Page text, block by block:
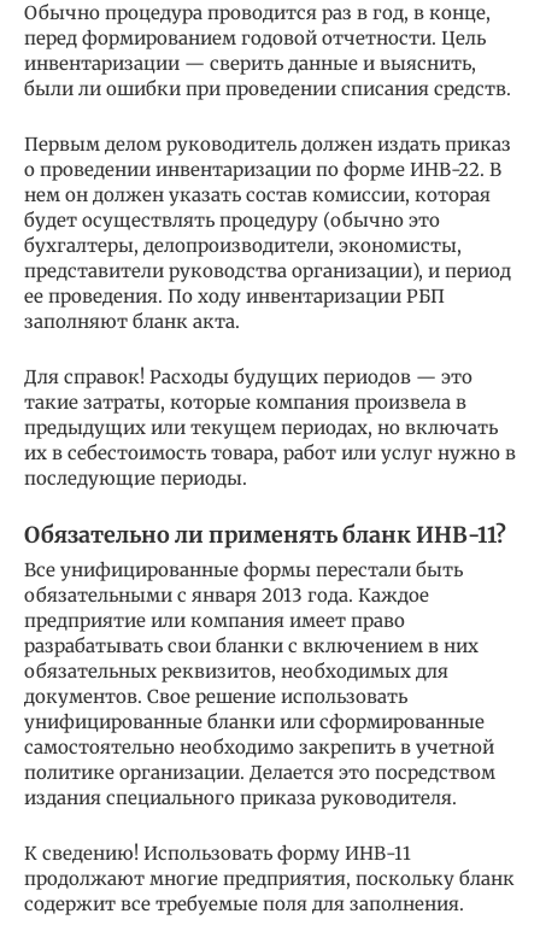
Обычно процедура проводится раз в год, в конце,
перед формированием годовой отчетности. Цель
инвентаризации — сверить данные и выяснить,
были ли ошибки при проведении списания средств.
Первым делом руководитель должен издать приказ
о проведении инвентаризации по форме ИНВ-22. В
нем он должен указать состав комиссии, которая
будет осуществлять процедуру (обычно это
бухгалтеры, делопроизводители, экономисты,
представители руководства организации), и период
ее проведения. По ходу инвентаризации РБП
заполняют бланк акта.
Для справок! Расходы будущих периодов — это
такие затраты, которые компания произвела в
предыдущих или текущем периодах, но включать
их в себестоимость товара, работ или услуг нужно в
последующие периоды.
Обязательно ли применять бланк ИНВ-11?
Все унифицированные формы перестали быть
обязательными с января 2013 года. Каждое
предприятие или компания имеет право
разрабатывать свои бланки с включением в них
обязательных реквизитов, необходимых для
документов. Свое решение использовать
унифицированные бланки или сформированные
самостоятельно необходимо закрепить в учетной
политике организации. Делается это посредством
издания специального приказа руководителя.
К сведению! Использовать форму ИНВ-11
продолжают многие предприятия, поскольку бланк
содержит все требуемые поля для заполнения.